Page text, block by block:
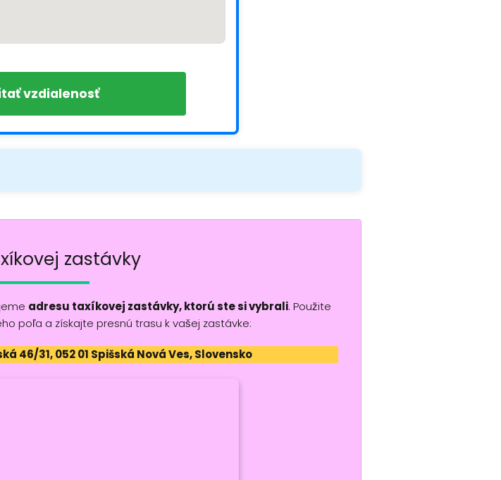
vzdialenosť
zastávky
adresu taxíkovej zastávky, ktorú ste si vybrali. Použite
poľa a získajte presnú trasu k vašej zastávke:
46/31, 052 01 Spišská Nová Ves, Slovensko